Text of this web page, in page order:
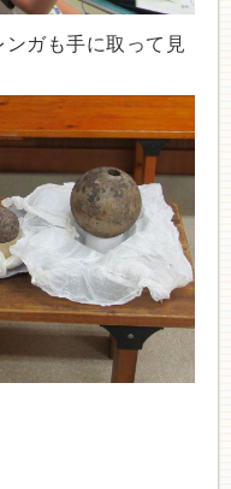
ガも手に取って見